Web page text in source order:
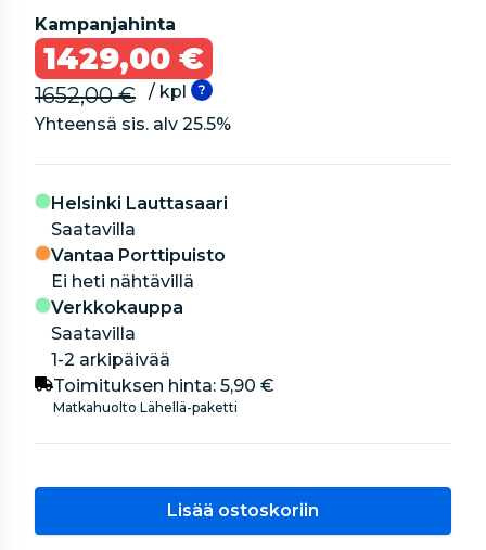
Kampanjahinta
1429,00 €
1652,00 €
/ kpl
Yhteensä sis. alv 25.5%
Helsinki Lauttasaari
Saatavilla
Vantaa Porttipuisto
Ei heti nähtävillä
Verkkokauppa
Saatavilla
1-2 arkipäivää
Toimituksen hinta: 5,90 €
Matkahuolto Lähellä-paketti
Lisää ostoskoriin